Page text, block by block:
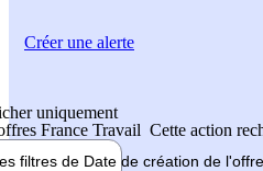
uniquement
France Travail Cette action
filtres de Date de création de l'offre
Créer une alerte